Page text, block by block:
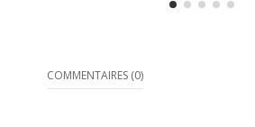
COMMENTAIRES (0)